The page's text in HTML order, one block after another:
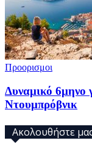
Προορισμοι
Δυναμικό 6μηνο
Ντουμπρόβνικ
Ακολουθήστε